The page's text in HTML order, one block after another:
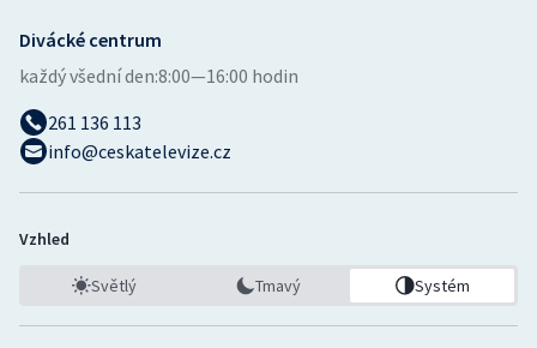
Ostatní
Divácké centrum
každý všední den:8:00—16:00 hodin
261 136 113
info@ceskatelevize.cz
Vzhled
Světlý Tmavý Systém